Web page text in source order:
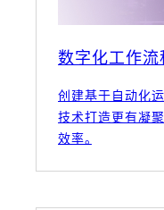
数字化工作流
创建基于自动化
技术打造更有凝
效率。